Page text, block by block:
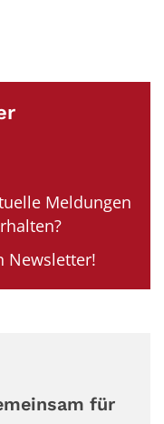
Meldungen
Newsletter!
für